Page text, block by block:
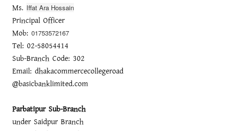
Ms. Iffat Ara Hossain
Principal Officer
Mob: 01753572167
Tel: 02-58054414
Sub-Branch Code: 302
Email: dhakacommercecollegeroad
@basicbanklimited.com
Parbatipur Sub-Branch
under Saidpur Branch